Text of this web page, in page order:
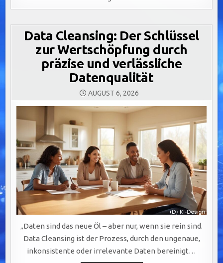
Data Cleansing: Der Schlüssel
zur Wertschöpfung durch
präzise und verlässliche
Datenqualität
AUGUST 6, 2026
„Daten sind das neue Öl – aber nur, wenn sie rein sind.
Data Cleansing ist der Prozess, durch den ungenaue,
inkonsistente oder irrelevante Daten bereinigt…